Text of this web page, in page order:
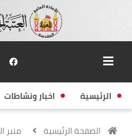
الرئيسية اخبار ونشاطات
الصفحة الرئيسية منبر